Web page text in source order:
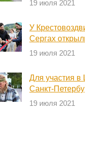
19 июля 2021
У
Сергах
19 июля 2021
Для участия в
Санкт-
19 июля 2021